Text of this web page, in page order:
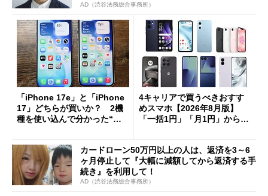
AD（渋谷法務総合事務所）
「iPhone 17e」と「iPhone
17」どちらが買いか？ 2機
種を使い込んで分かった“ス
4キャリアで買うべきおすす
めスマホ【2026年8月版】
「一括1円」「月1円」からお
カードローン50万円以上の人は、返済を3～6
ヶ月停止して『大幅に減額してから返済する手
続き』を利用して！
AD（渋谷法務総合事務所）